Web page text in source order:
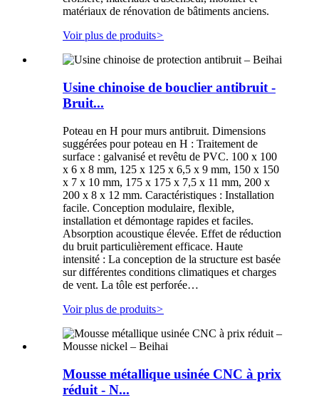
matériaux de rénovation de bâtiments anciens.
Voir plus de produits>
Usine chinoise de bouclier antibruit -
Bruit...
Poteau en H pour murs antibruit. Dimensions
suggérées pour poteau en H : Traitement de
surface : galvanisé et revêtu de PVC. 100 x 100
x 6 x 8 mm, 125 x 125 x 6,5 x 9 mm, 150 x 150
x 7 x 10 mm, 175 x 175 x 7,5 x 11 mm, 200 x
200 x 8 x 12 mm. Caractéristiques : Installation
facile. Conception modulaire, flexible,
installation et démontage rapides et faciles.
Absorption acoustique élevée. Effet de réduction
du bruit particulièrement efficace. Haute
intensité : La conception de la structure est basée
sur différentes conditions climatiques et charges
de vent. La tôle est perforée…
Voir plus de produits>
Mousse métallique usinée CNC à prix
réduit - N...